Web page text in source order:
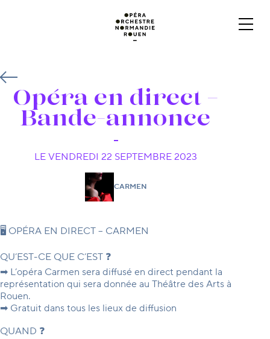
Opéra en direct –
Bande-annonce
LE VENDREDI 22 SEPTEMBRE 2023
CARMEN
🖥 OPÉRA EN DIRECT – CARMEN
QU’EST-CE QUE C’EST ❓
➡ L’opéra Carmen sera diffusé en direct pendant la
représentation qui sera donnée au Théâtre des Arts à
Rouen.
➡ Gratuit dans tous les lieux de diffusion
QUAND ❓